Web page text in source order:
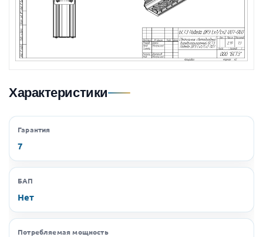
Характеристики
Гарантия
7
БАП
Нет
Потребляемая мощность